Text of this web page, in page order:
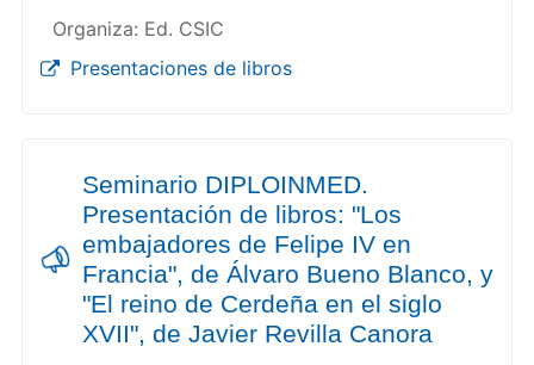
Organiza: Ed. CSIC
Presentaciones de libros
Seminario DIPLOINMED.
Presentación de libros: "Los
embajadores de Felipe IV en
Francia", de Álvaro Bueno Blanco, y
"El reino de Cerdeña en el siglo
XVII", de Javier Revilla Canora